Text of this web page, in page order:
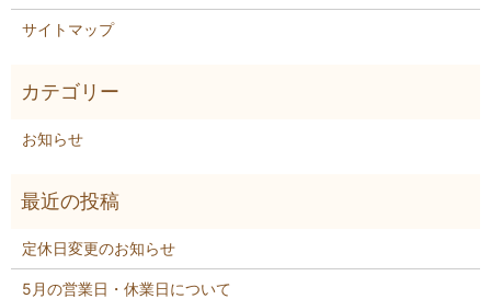
サイトマップ
お知らせ
定休日変更のお知らせ
5月の営業日・休業日について